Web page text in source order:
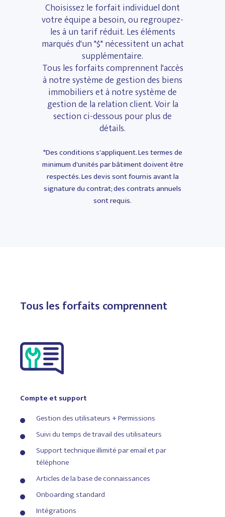
Paiements de location en ligne
Site web CMS(pour les sites hébergés
par Rentsync uniquement)
Listing Score
Media Management
QR Signage
RL-31 (QC)
Comprehensive Reporting
Leasing
Propulsé par Building Stack
Gestion de la relation client (Lead
Gestion des réservations de circuits
Chat à deux voies
Applications de l'unité numérique
Choisissez le forfait individuel dont
votre équipe a besoin, ou regroupez-
les à un tarif réduit. Les éléments
marqués d'un "$" nécessitent un achat
supplémentaire.
Tous les forfaits comprennent l'accès
à notre système de gestion des biens
immobiliers et à notre système de
gestion de la relation client. Voir la
section ci-dessous pour plus de
détails.
*Des conditions s'appliquent. Les termes de
minimum d'unités par bâtiment doivent être
respectés. Les devis sont fournis avant la
signature du contrat; des contrats annuels
sont requis.
Tous les forfaits comprennent
Compte et support
Gestion des utilisateurs + Permissions
Suivi du temps de travail des utilisateurs
Support technique illimité par email et par
téléphone
Articles de la base de connaissances
Onboarding standard
Intégrations